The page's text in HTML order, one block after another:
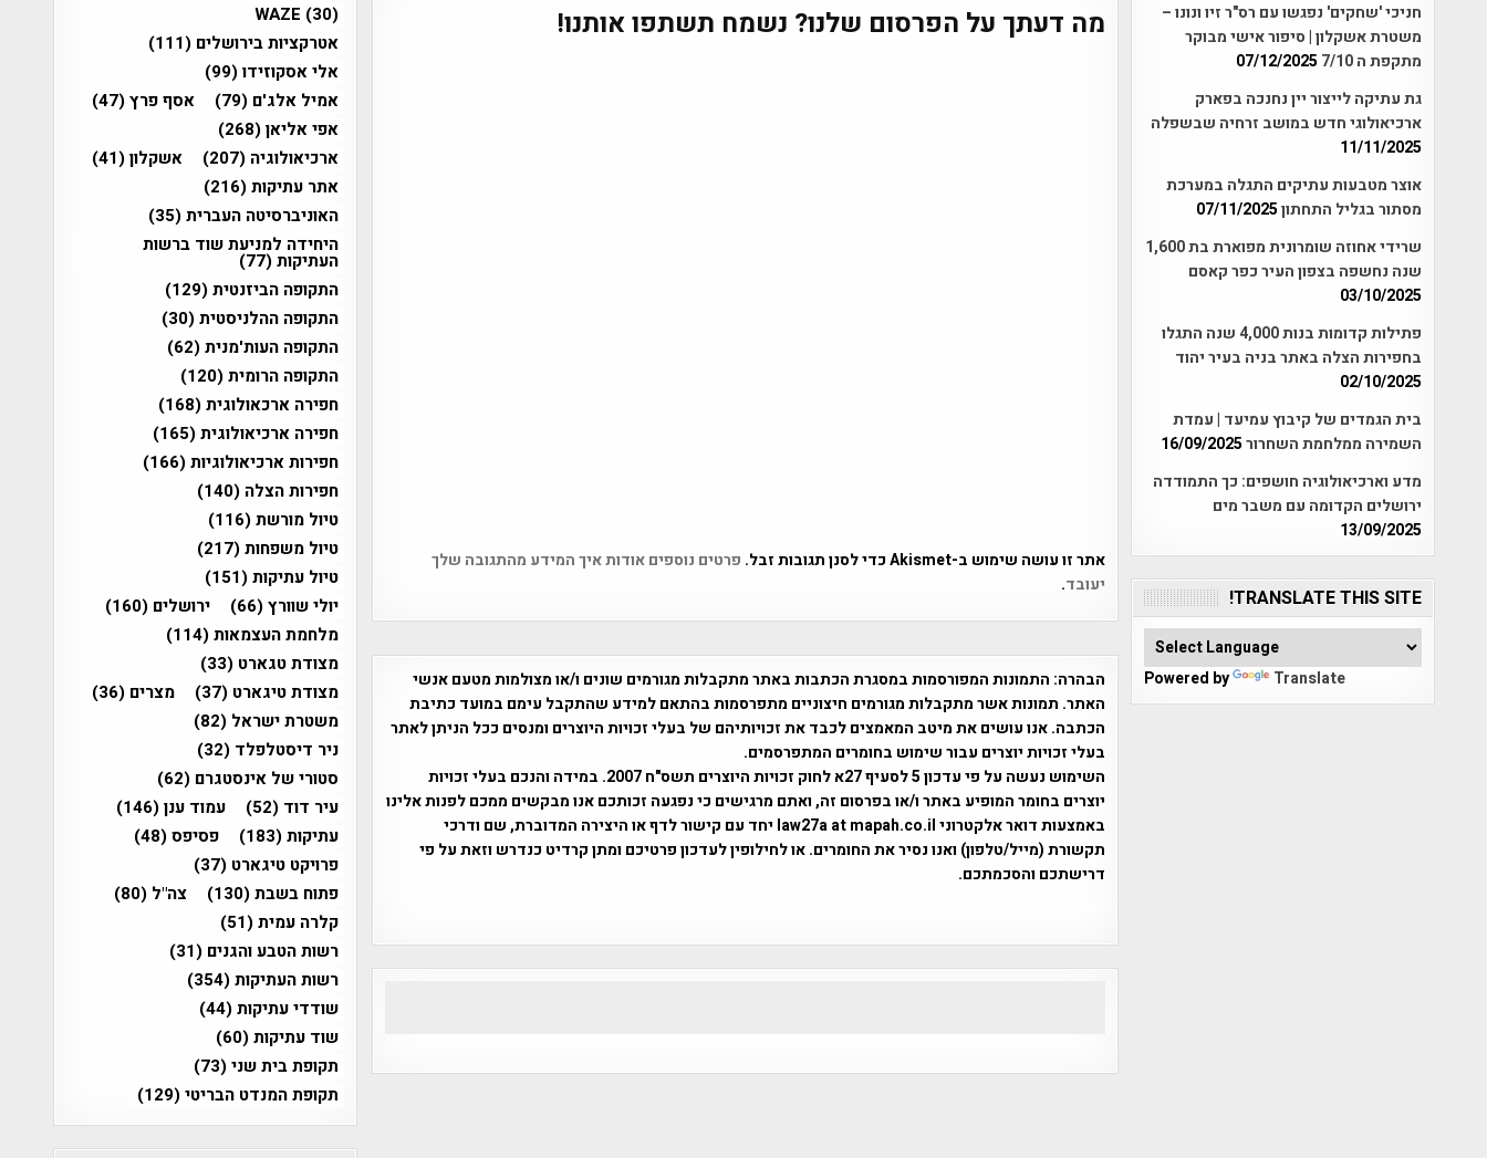
מה דעתך על הפרסום שלנו? נשמח תשתפו אותנו!
אתר זו עושה שימוש ב-Akismet כדי לסנן תגובות זבל.
פרטים נוספים אודות איך המידע מהתגובה שלך
יעובד.
הבהרה: התמונות המפורסמות במסגרת הכתבות באתר מתקבלות מגורמים שונים ו/או מצולמות מטעם אנשי
האתר. תמונות אשר מתקבלות מגורמים חיצוניים מתפרסמות בהתאם למידע שהתקבל עימם במועד כתיבת
הכתבה. אנו עושים את מיטב המאמצים לכבד את זכויותיהם של בעלי זכויות היוצרים ומנסים ככל הניתן לאתר
בעלי זכויות יוצרים עבור שימוש בחומרים המתפרסמים.
השימוש נעשה על פי עדכון 5 לסעיף 27א לחוק זכויות היוצרים תשס"ח 2007. במידה והנכם בעלי זכויות
יוצרים בחומר המופיע באתר ו/או בפרסום זה, ואתם מרגישים כי נפגעה זכותכם אנו מבקשים ממכם לפנות אלינו
באמצעות דואר אלקטרוני law27a at mapah.co.il יחד עם קישור לדף או היצירה המדוברת, שם ודרכי
תקשורת (מייל/טלפון) ואנו נסיר את החומרים. או לחילופין לעדכון פרטיכם ומתן קרדיט כנדרש וזאת על פי
דרישתכם והסכמתכם.
חניכי 'שחקים' נפגשו עם רס"ר זיו ונונו –
משטרת אשקלון | סיפור אישי מבוקר
מתקפת ה 7/10
07/12/2025
גת עתיקה לייצור יין נחנכה בפארק
ארכיאולוגי חדש במושב זרחיה שבשפלה
11/11/2025
אוצר מטבעות עתיקים התגלה במערכת
מסתור בגליל התחתון07/11/2025
שרידי אחוזה שומרונית מפוארת בת 1,600
שנה נחשפה בצפון העיר כפר קאסם
03/10/2025
פתילות קדומות בנות 4,000 שנה התגלו
בחפירות הצלה באתר בניה בעיר יהוד
02/10/2025
בית הגמדים של קיבוץ עמיעד | עמדת
השמירה ממלחמת השחרור16/09/2025
מדע וארכיאולוגיה חושפים: כך התמודדה
ירושלים הקדומה עם משבר מים
13/09/2025
TRANSLATE THIS SITE!
Powered by Translate
WAZE (30)
אטרקציות בירושלים (111)
אלי אסקוזידו(99)
אמיל אלג'ם (79) אסף פרץ(47)
אפי אליאן(268)
ארכיאולוגיה (207) אשקלון(41)
אתר עתיקות(216)
האוניברסיטה העברית(35)
היחידה למניעת שוד ברשות
העתיקות(77)
התקופה הביזנטית(129)
התקופה ההלניסטית(30)
התקופה העות'מנית(62)
התקופה הרומית(120)
חפירה ארכאולוגית(168)
חפירה ארכיאולוגית(165)
חפירות ארכיאולוגיות(166)
חפירות הצלה (140)
טיול מורשת(116)
טיול משפחות(217)
טיול עתיקות(151)
יולי שוורץ(66) ירושלים (160)
מלחמת העצמאות(114)
מצודת טגארט (33)
מצודת טיגארט (37) מצרים (36)
משטרת ישראל (82)
ניר דיסטלפלד (32)
סטורי של אינסטגרם (62)
עיר דוד (52) עמוד ענן(146)
עתיקות(183) פסיפס(48)
פרויקט טיגארט (37)
פתוח בשבת(130) צה"ל (80)
קלרה עמית(51)
רשות הטבע והגנים (31)
רשות העתיקות(354)
שודדי עתיקות(44)
שוד עתיקות(60)
תקופת בית שני(73)
תקופת המנדט הבריטי(129)